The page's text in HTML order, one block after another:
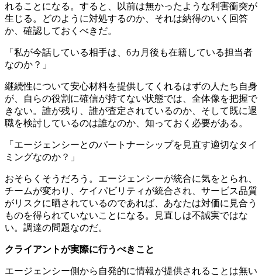
れることになる。すると、以前は無かったような利害衝突が
生じる。どのように対処するのか、それは納得のいく回答
か、確認しておくべきだ。
「私が今話している相手は、6カ月後も在籍している担当者
なのか？」
継続性について安心材料を提供してくれるはずの人たち自身
が、自らの役割に確信が持てない状態では、全体像を把握で
きない。誰が残り、誰が査定されているのか、そして既に退
職を検討しているのは誰なのか、知っておく必要がある。
「エージェンシーとのパートナーシップを見直す適切なタイ
ミングなのか？」
おそらくそうだろう。エージェンシーが統合に気をとられ、
チームが変わり、ケイパビリティが統合され、サービス品質
がリスクに晒されているのであれば、あなたは対価に見合う
ものを得られていないことになる。見直しは不誠実ではな
い。調達の問題なのだ。
クライアントが実際に行うべきこと
エージェンシー側から自発的に情報が提供されることは無い